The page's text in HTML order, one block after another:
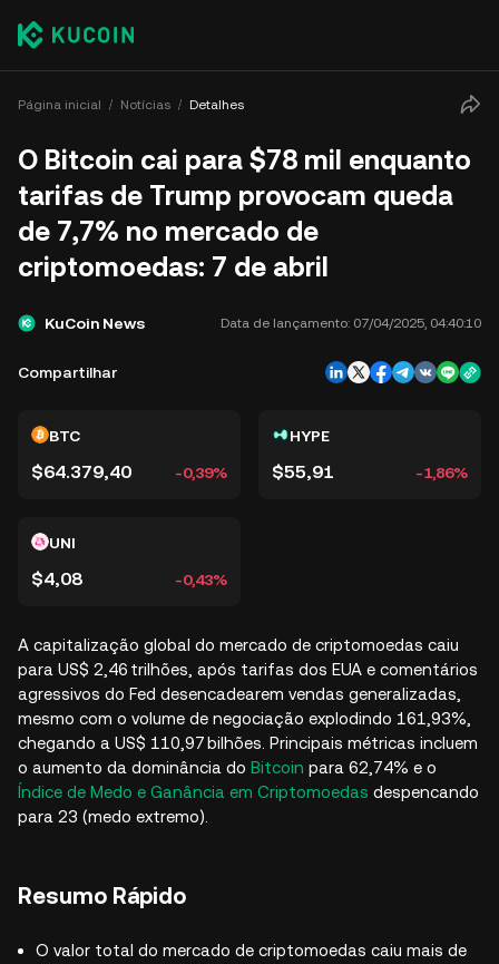
Página inicial Notícias Detalhes
O Bitcoin cai para $78 mil enquanto
tarifas de Trump provocam queda
de 7,7% no mercado de
criptomoedas: 7 de abril
KuCoin News Data de lançamento: 07/04/2025, 04:40:10
Compartilhar
BTC
$64.379,40 -0,39%
HYPE
$55,91 -1,86%
UNI
$4,08 -0,43%
A capitalização global do mercado de criptomoedas caiu
para US$ 2,46 trilhões, após tarifas dos EUA e comentários
agressivos do Fed desencadearem vendas generalizadas,
mesmo com o volume de negociação explodindo 161,93%,
chegando a US$ 110,97 bilhões. Principais métricas incluem
o aumento da dominância do Bitcoin para 62,74% e o
Índice de Medo e Ganância em Criptomoedas despencando
para 23 (medo extremo).
Resumo Rápido
O valor total do mercado de criptomoedas caiu mais de